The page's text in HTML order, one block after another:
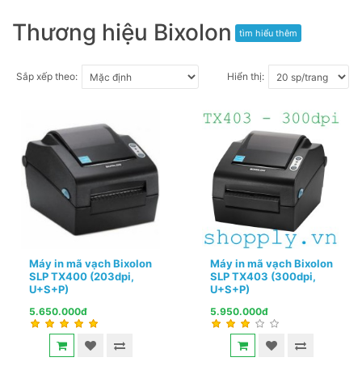
Thương hiệu Bixolon tìm hiểu thêm
Sắp xếp theo: Hiển thị:
Máy in mã vạch Bixolon
SLP TX400 (203dpi,
U+S+P)
5.650.000đ
Máy in mã vạch Bixolon
SLP TX403 (300dpi,
U+S+P)
5.950.000đ